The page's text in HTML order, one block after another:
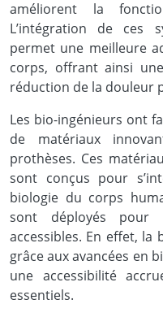
améliorent la
L’intégration de ces
permet une meilleure
corps, offrant ainsi
réduction de la douleur
Les bio-ingénieurs ont
de matériaux
prothèses. Ces
sont conçus pour
biologie du corps
sont déployés pour
accessibles. En effet, la
grâce aux avancées en
une accessibilité
essentiels.